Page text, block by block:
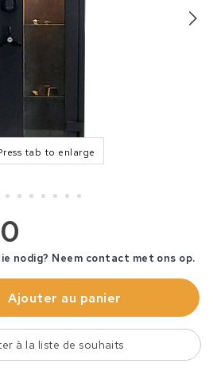
tab to enlarge
nodig? Neem contact met ons op.
Ajouter au panier
à la liste de souhaits